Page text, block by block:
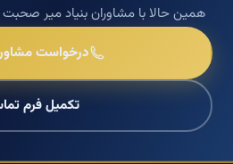
همین حالا با مشاوران بنیاد میر صحبت
درخواست
تکمیل فرم